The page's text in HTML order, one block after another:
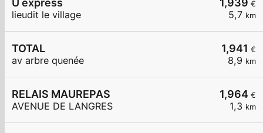
1,939 €
5,7 km
U express
lieudit le village
1,941 €
8,9 km
TOTAL
av arbre quenée
1,964 €
1,3 km
RELAIS MAUREPAS
AVENUE DE LANGRES